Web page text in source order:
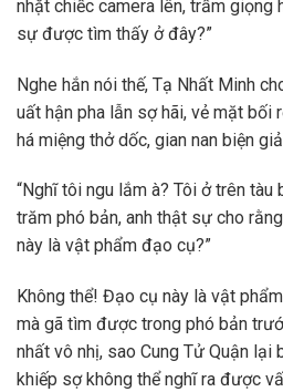
nhặt chiếc camera lên, trầm giọng
sự được tìm thấy ở đây?”
Nghe hắn nói thế, Tạ Nhất Minh
uất hận pha lẫn sợ hãi, vẻ mặt bối
há miệng thở dốc, gian nan biện
“Nghĩ tôi ngu lắm à? Tôi ở trên tàu
trăm phó bản, anh thật sự cho
này là vật phẩm đạo cụ?”
Không thể! Đạo cụ này là vật
mà gã tìm được trong phó bản
nhất vô nhị, sao Cung Tử Quận
khiếp sợ không thể nghĩ ra được